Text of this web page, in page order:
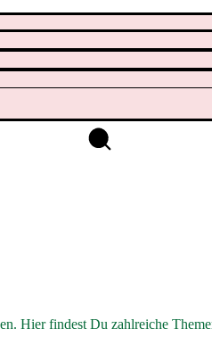
Hier findest Du zahlreiche